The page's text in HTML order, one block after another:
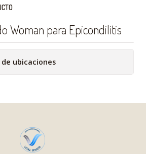
Woman para Epicondilitis
ubicaciones